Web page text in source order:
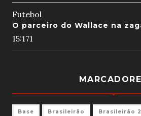
Futebol
O parceiro do Wallace na
15:171
Base Brasileirão Brasileirão